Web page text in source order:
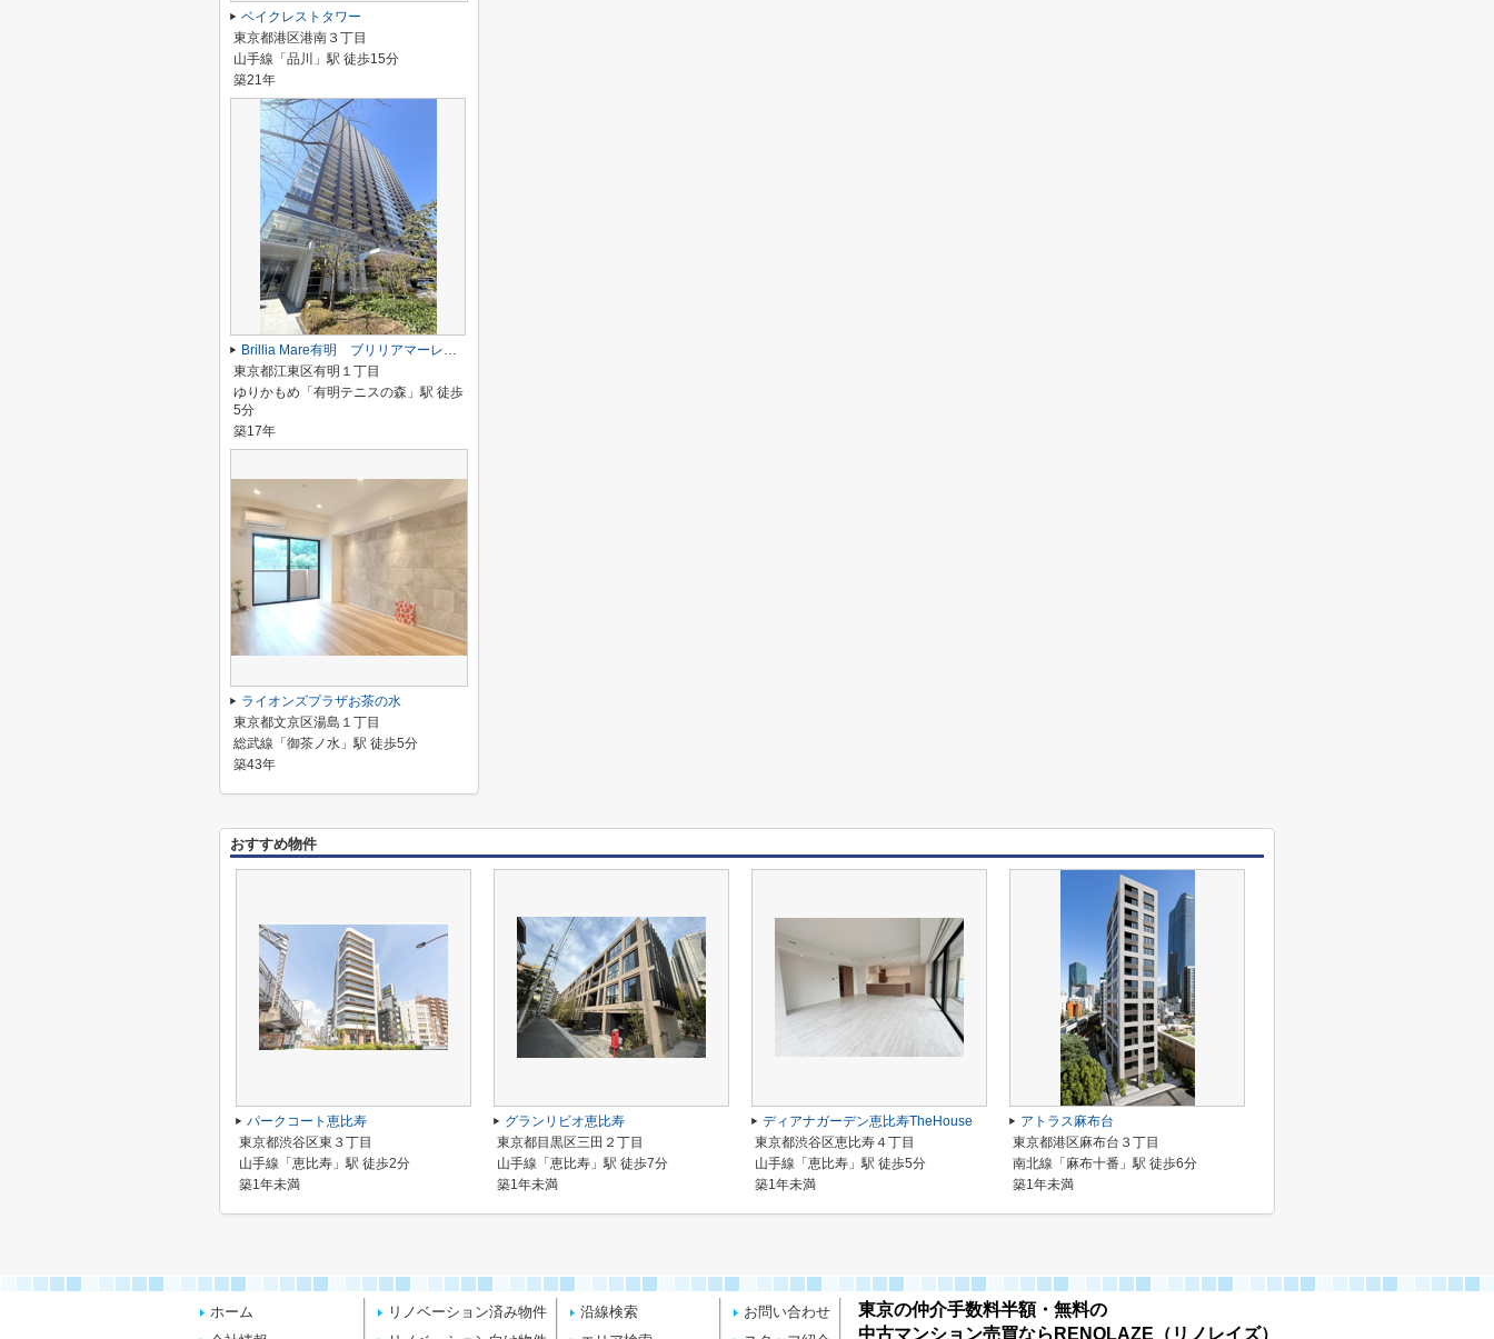
ベイクレストタワー
東京都港区港南３丁目
山手線「品川」駅 徒歩15分
築21年
Brillia Mare有明 ブリリアマーレ有明
東京都江東区有明１丁目
ゆりかもめ「有明テニスの森」駅 徒歩
5分
築17年
ライオンズプラザお茶の水
東京都文京区湯島１丁目
総武線「御茶ノ水」駅 徒歩5分
築43年
おすすめ物件
パークコート恵比寿
東京都渋谷区東３丁目
山手線「恵比寿」駅 徒歩2分
築1年未満
グランリビオ恵比寿
東京都目黒区三田２丁目
山手線「恵比寿」駅 徒歩7分
築1年未満
ディアナガーデン恵比寿TheHouse
東京都渋谷区恵比寿４丁目
山手線「恵比寿」駅 徒歩5分
築1年未満
アトラス麻布台
東京都港区麻布台３丁目
南北線「麻布十番」駅 徒歩6分
築1年未満
ホーム
リノベーション済み物件
沿線検索
お問い合わせ
東京の仲介手数料半額・無料の
中古マンション売買ならRENOLAZE（リノレイズ）